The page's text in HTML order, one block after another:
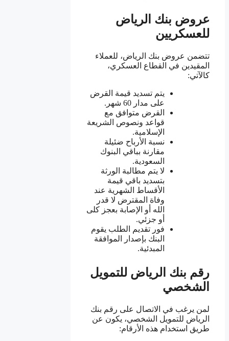
عروض بنك الرياض
للعسكريين
تتضمن عروض بنك الرياض، للعملاء
المقيدين في القطاع العسكري،
كالآتي:
يتم تسديد قيمة القرض
على مدار 60 شهر.
القرض متوافق مع
قواعد ونصوص الشريعة
الإسلامية.
نسبة الأرباح ضئيلة
مقارنة بباقي البنوك
السعودية.
لا يتم مطالبة الورثة
بتسديد باقي قيمة
الأقساط الشهرية عند
وفاة المقترض لا قدر
الله أو الإصابة بعجز كلى
أو جزئي.
فور تقديم الطلب يقوم
البنك بإصدار الموافقة
المبدئية.
رقم بنك الرياض للتمويل
الشخصي
لمن يرغب في الاتصال على رقم بنك
الرياض للتمويل الشخصي، يكون عن
طريق استخدام هذه الأرقام: